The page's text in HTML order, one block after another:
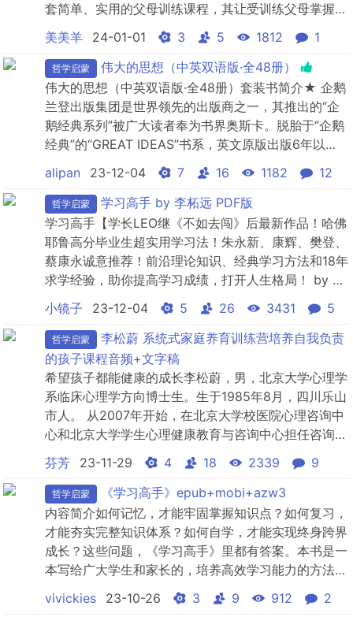
套简单、实用的父母训练课程，其让受训练父母掌握的
主要核心概念和基本技巧是，通过清楚地界定问题、积
极的倾听、完整的表达及没有输方化解矛盾的方法，培
养孩子的自觉成长能力，父母也会在这其中获得自我的
心灵成长，从而实...
美美羊 24-01-01 3 5 1812 1
哲学启蒙
伟大的思想（中英双语版·全48册）
伟大的思想（中英双语版·全48册）套装书简介★ 企鹅
兰登出版集团是世界领先的出版商之一，其推出的“企
鹅经典系列”被广大读者奉为书界奥斯卡。脱胎于“企鹅
经典”的“GREAT IDEAS”书系，英文原版出版6年以
来，销量超过2500000册，其打造初衷在于让我们重
遇经典，重品人文思想银河中的熠熠星光。★《伟大的
思想》书系汇集来自12个国家的46位大师，跨越2500
年，从自然到哲学，从战术到艺术，从政治...
alipan 23-12-04 7 16 1182 12
哲学启蒙
学习高手 by 李柘远 PDF版
学习高手【学长LEO继《不如去闯》后最新作品！哈佛
耶鲁高分毕业生超实用学习法！朱永新、康辉、樊登、
蔡康永诚意推荐！前沿理论知识、经典学习方法和18年
求学经验，助你提高学习成绩，打开人生格局！ by 李
柘远
小镜子 23-12-04 5 26 3431 5
哲学启蒙
李松蔚 系统式家庭养育训练营培养自我负责
的孩子课程音频+文字稿
希望孩子都能健康的成长李松蔚，男，北京大学心理学
系临床心理学方向博士生。生于1985年8月，四川乐山
市人。 从2007年开始，在北京大学校医院心理咨询中
心和北京大学学生心理健康教育与咨询中心担任咨询
师。接受过北京大学心理学系全部相关课程的培训，在
治疗中倾向于使用认知行为疗法。同时亦在接受创伤治
疗的连续培训。课程会用、颠覆的理论和案例，帮大家
剖析和解答各种育儿难题。孩子遇到困难，不愿意与父
母沟通?不...
芬芳 23-11-29 4 18 2339 9
哲学启蒙
《学习高手》epub+mobi+azw3
内容简介如何记忆，才能牢固掌握知识点？如何复习，
才能夯实完整知识体系？如何自学，才能实现终身跨界
成长？这些问题，《学习高手》里都有答案。本书是一
本写给广大学生和家长的，培养高效学习能力的方法工
具书。作者作为哈佛、耶鲁高分毕业生，结合先进的理
论知识、经典的学习经验，系统分享了超实用的学习
vivickies 23-10-26 3 9 912 2